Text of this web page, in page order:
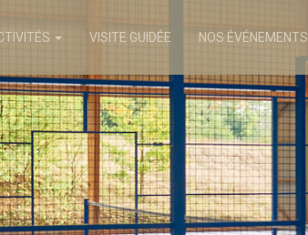
VISITE GUIDÉE NOS ÉVÉNEMENTS